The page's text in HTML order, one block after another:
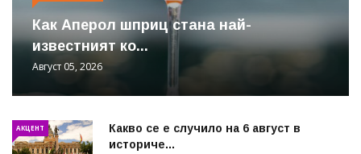
Как Аперол шприц стана най-
известният ко...
Август 05, 2026
АКЦЕНТ
Какво се е случило на 6 август в
историче...